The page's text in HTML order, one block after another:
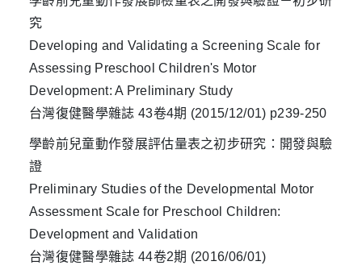
究
Developing and Validating a Screening Scale for
Assessing Preschool Children's Motor
Development: A Preliminary Study
台灣復健醫學雜誌 43卷4期 (2015/12/01) p239-250
學齡前兒童動作發展評估量表之初步研究：開發與驗
證
Preliminary Studies of the Developmental Motor
Assessment Scale for Preschool Children:
Development and Validation
台灣復健醫學雜誌 44卷2期 (2016/06/01)